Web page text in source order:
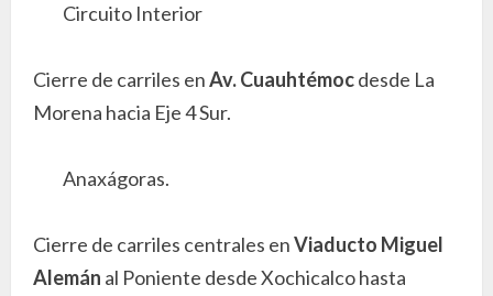
Circuito Interior
Cierre de carriles enAv. Cuauhtémocdesde La
Morena hacia Eje 4 Sur.
Anaxágoras.
Cierre de carriles centrales enViaducto Miguel
Alemán al Poniente desde Xochicalco hasta